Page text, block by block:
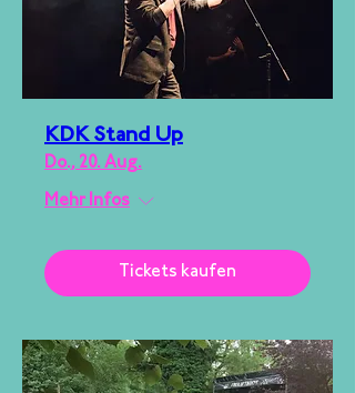
KDK Stand Up
Do., 20. Aug.
Mehr Infos
Tickets kaufen